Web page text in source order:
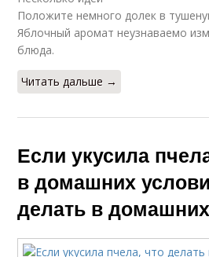
Положите немного долек в
Яблочный аромат неузнаваемо
блюда.
Читать дальше →
Если укусила
в домашних
делать в